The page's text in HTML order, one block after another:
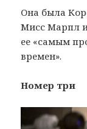
Она была
Мисс Марпл
ее «самым
времен».
Номер три